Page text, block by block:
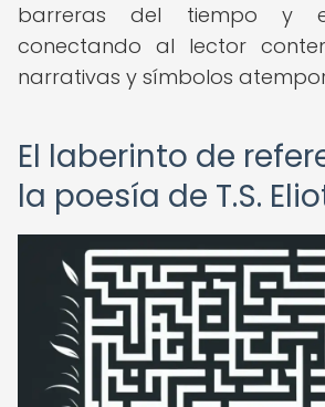
barreras del tiempo y
conectando al lector
narrativas y símbolos
El laberinto de
la poesía de T.S.